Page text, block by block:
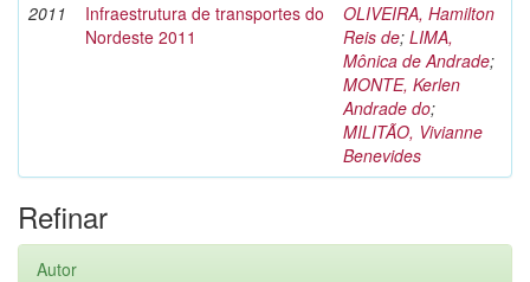
2011
Infraestrutura de transportes do
Nordeste 2011
OLIVEIRA, Hamilton
Reis de; LIMA,
Mônica de Andrade;
MONTE, Kerlen
Andrade do;
MILITÃO, Vivianne
Benevides
Refinar
Autor